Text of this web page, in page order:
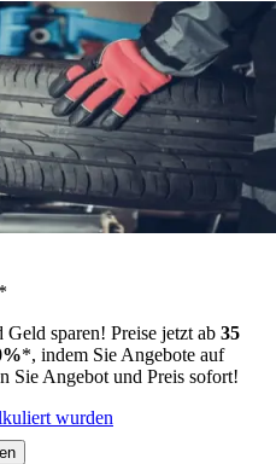
sparen! Preise jetzt ab 35
*, indem Sie Angebote auf
Sie Angebot und Preis sofort!
wurden